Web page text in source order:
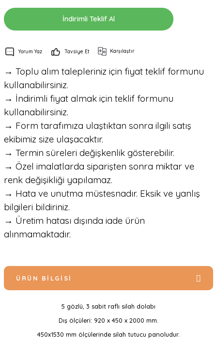
İndirimli Teklif Al
Yorum Yaz Tavsiye Et Karşılaştır
→ Toplu alım talepleriniz için fiyat teklif formunu
kullanabilirsiniz.
→ İndirimli fiyat almak için teklif formunu
kullanabilirsiniz.
→ Form tarafımıza ulaştıktan sonra ilgili satış
ekibimiz size ulaşacaktır.
→ Termin süreleri değişkenlik gösterebilir.
→ Özel imalatlarda siparişten sonra miktar ve
renk değişikliği yapılamaz.
→ Hata ve unutma müstesnadır. Eksik ve yanlış
bilgileri bildiriniz.
→ Üretim hatası dışında iade ürün
alınmamaktadır.
ÜRÜN BILGISI
5 gözlü, 3 sabit raflı silah dolabı
Dış ölçüleri: 920 x 450 x 2000 mm.
450x1530 mm ölçülerinde silah tutucu panoludur.